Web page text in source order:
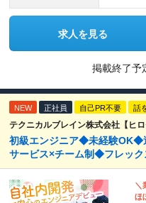
求人を見る
掲載終了予
NEW 正社員 自己PR不要 話
テクニカルブレイン株式会社【ヒロ
初級エンジニア◆未経験
サービス×チーム制◆フレッ
＼
ほ